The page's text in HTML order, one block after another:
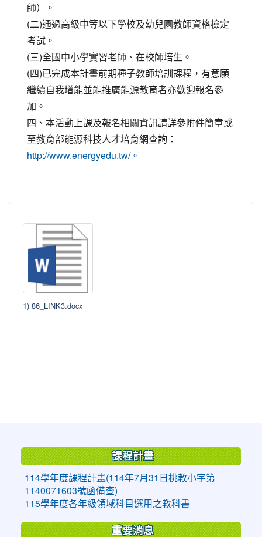
師）。
(二)通過高級中等以下學校及幼兒園教師資格檢定
考試。
(三)全國中小學實習老師、在校師培生。
(四)已完成本計畫前期種子教師培訓課程，有意願
繼續自我增能並能推廣能源教育者亦歡迎報名參
加。
四、本活動上課及報名相關資訊請詳參附件簡章或
至教育部能源科技人才培育網查詢：
http://www.energyedu.tw/。
1) 86_LINK3.docx
課程計畫
114學年度課程計畫(114年7月31日桃教小字第
1140071603號函備查)
115學年度各年級領域科目選用之教科書
重要消息